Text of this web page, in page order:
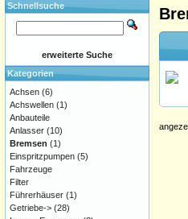
Schnellsuche
erweiterte Suche
Kategorien
Achsen (6)
Achswellen (1)
Anbauteile
Anlasser (10)
Bremsen (1)
Einspritzpumpen (5)
Fahrzeuge
Filter
Führerhäuser (1)
Getriebe-> (28)